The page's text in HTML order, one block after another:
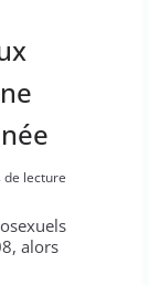
de lecture
alors